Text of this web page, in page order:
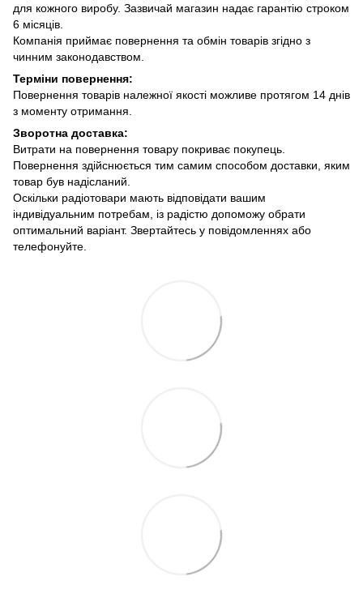
для кожного виробу. Зазвичай магазин надає гарантію строком
6 місяців.
Компанія приймає повернення та обмін товарів згідно з
чинним законодавством.
Терміни повернення:
Повернення товарів належної якості можливе протягом 14 днів
з моменту отримання.
Зворотна доставка:
Витрати на повернення товару покриває покупець.
Повернення здійснюється тим самим способом доставки, яким
товар був надісланий.
Оскільки радіотовари мають відповідати вашим
індивідуальним потребам, із радістю допоможу обрати
оптимальний варіант. Звертайтесь у повідомленнях або
телефонуйте.